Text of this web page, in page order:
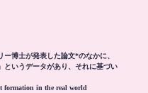
博士が発表した論文*のなかに、
というデータがあり、それに基づい
formation in the real world